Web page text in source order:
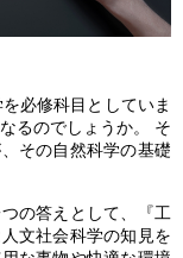
必修科目としていま
るのでしょうか。 そ
その自然科学の基礎
の答えとして、『工
文社会科学の知見を